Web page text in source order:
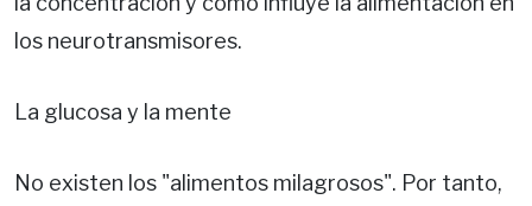
los neurotransmisores.
La glucosa y la mente
No existen los "alimentos milagrosos". Por tanto,